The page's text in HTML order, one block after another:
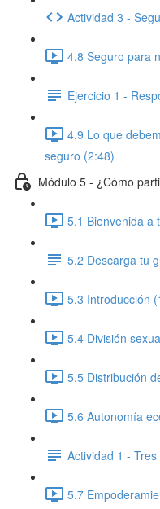
Actividad 3 -
4.8 Seguro para
Ejercicio 1 -
4.9 Lo que
seguro (2:48)
Módulo 5 - ¿Cómo
5.1 Bienvenida a
5.2 Descarga tu
5.3 Introducción
5.4 División
5.5 Distribución
5.6 Autonomía
Actividad 1 -
5.7